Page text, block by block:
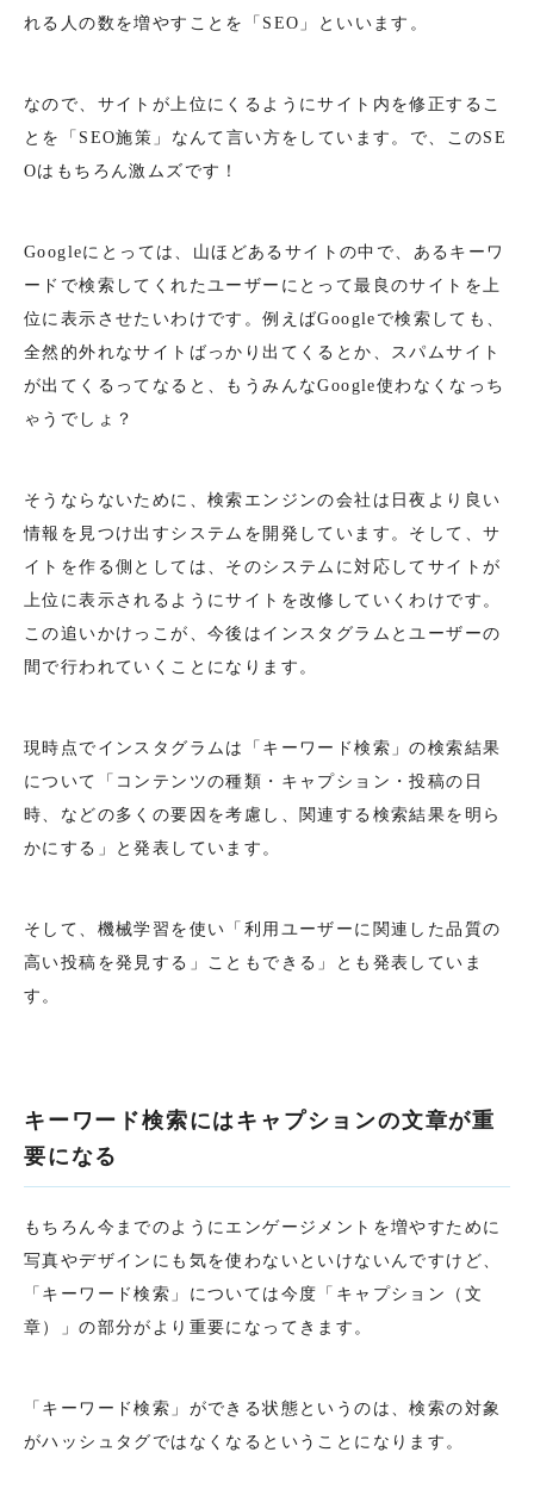
れる人の数を増やすことを「SEO」といいます。
なので、サイトが上位にくるようにサイト内を修正するこ
とを「SEO施策」なんて言い方をしています。で、このSE
Oはもちろん激ムズです！
Googleにとっては、山ほどあるサイトの中で、あるキーワ
ードで検索してくれたユーザーにとって最良のサイトを上
位に表示させたいわけです。例えばGoogleで検索しても、
全然的外れなサイトばっかり出てくるとか、スパムサイト
が出てくるってなると、もうみんなGoogle使わなくなっち
ゃうでしょ？
そうならないために、検索エンジンの会社は日夜より良い
情報を見つけ出すシステムを開発しています。そして、サ
イトを作る側としては、そのシステムに対応してサイトが
上位に表示されるようにサイトを改修していくわけです。
この追いかけっこが、今後はインスタグラムとユーザーの
間で行われていくことになります。
現時点でインスタグラムは「キーワード検索」の検索結果
について「コンテンツの種類・キャプション・投稿の日
時、などの多くの要因を考慮し、関連する検索結果を明ら
かにする」と発表しています。
そして、機械学習を使い「利用ユーザーに関連した品質の
高い投稿を発見する」こともできる」とも発表していま
す。
キーワード検索にはキャプションの文章が重
要になる
もちろん今までのようにエンゲージメントを増やすために
写真やデザインにも気を使わないといけないんですけど、
「キーワード検索」については今度「キャプション（文
章）」の部分がより重要になってきます。
「キーワード検索」ができる状態というのは、検索の対象
がハッシュタグではなくなるということになります。